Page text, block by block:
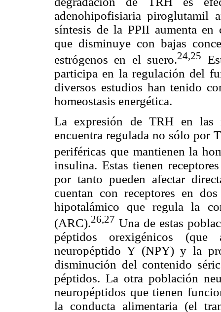
adenohipofisiaria piroglutamil
síntesis de la PPII aumenta en
que disminuye con bajas
estrógenos en el suero.24,25
participa en la regulación del
diversos estudios han tenido
homeostasis energética.
La expresión de TRH en las
encuentra regulada no sólo por T
periféricas que mantienen la
insulina. Estas tienen
por tanto pueden afectar
cuentan con receptores en
hipotalámico que regula la
(ARC).26,27 Una de estas
péptidos orexigénicos
neuropéptido Y (NPY) y la
disminución del contenido
péptidos. La otra población
neuropéptidos que tienen
la conducta alimentaria (el